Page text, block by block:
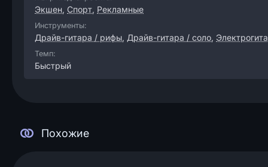
Экшен, Спорт, Рекламные
Инструменты:
Драйв-гитара / рифы, Драйв-гитара / соло,
Темп:
Быстрый
Похожие